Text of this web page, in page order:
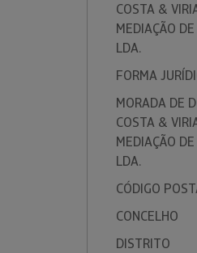
COSTA &
MEDIAÇÃO
LDA.
FORMA
MORADA DE
COSTA &
MEDIAÇÃO
LDA.
CÓDIGO
CONCELHO
DISTRITO